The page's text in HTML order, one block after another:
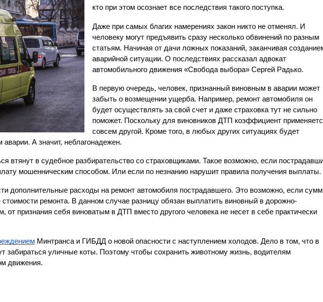
кто при этом осознает все последствия такого поступка.
Даже при самых благих намерениях закон никто не отменял. И
человеку могут предъявить сразу несколько обвинений по разным
статьям. Начиная от дачи ложных показаний, заканчивая
аварийной ситуации. О последствиях рассказал адвокат
автомобильного движения «Свобода выбора» Сергей Радько.
В первую очередь, человек, признанный виновным в аварии может
забыть о возмещении ущерба. Например, ремонт автомобиля он
будет осуществлять за свой счет и даже страховка тут не сильно
поможет. Поскольку для виновников ДТП коэффициент
совсем другой. Кроме того, в любых других ситуациях будет
А значит, неблагонадежен.
втянут в судебное разбирательство со страховщиками. Такое возможно, если
мошенническим способом. Или если по незнанию нарушит правила получения выплаты.
дополнительные расходы на ремонт автомобиля пострадавшего. Это возможно, если
стоимости ремонта. В данном случае разницу обязан выплатить виновный в дорожно-
от признания себя виноватым в ДТП вместо другого человека не несет в себе практически
Минтранса и ГИБДД о новой опасности с наступлением холодов. Дело в том, что в
забираться уличные коты. Поэтому чтобы сохранить животному жизнь, водителям
движения.